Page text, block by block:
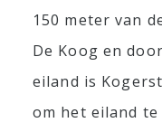
150 meter van
De Koog en
eiland is
om het eiland